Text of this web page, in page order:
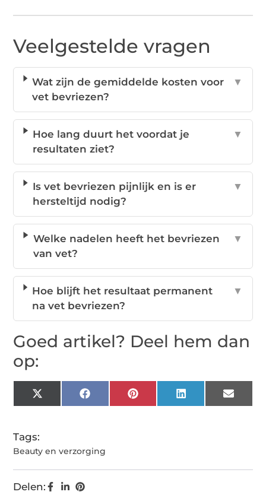
Veelgestelde vragen
Wat zijn de gemiddelde kosten voor
vet bevriezen?
▼
Hoe lang duurt het voordat je
resultaten ziet?
▼
Is vet bevriezen pijnlijk en is er
hersteltijd nodig?
▼
Welke nadelen heeft het bevriezen
van vet?
▼
Hoe blijft het resultaat permanent
na vet bevriezen?
▼
Goed artikel? Deel hem dan
op:
X
(Twitter)
FacebookPinterestLinkedIn Email
Tags:
Beauty en verzorging
Delen: